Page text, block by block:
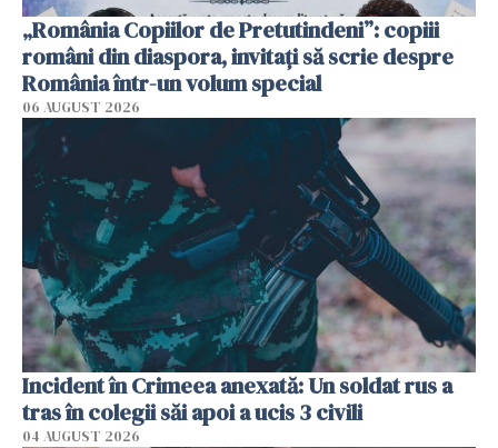
„România Copiilor de Pretutindeni”: copiii
români din diaspora, invitați să scrie despre
România într-un volum special
06 AUGUST 2026
Incident în Crimeea anexată: Un soldat rus a
tras în colegii săi apoi a ucis 3 civili
04 AUGUST 2026